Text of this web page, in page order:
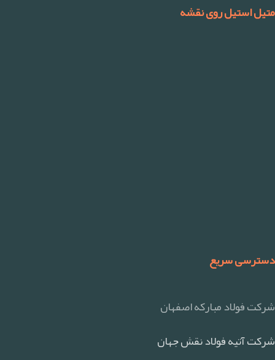
متیل استیل روی نقشه
دسترسی سریع
شرکت فولاد مبارکه اصفهان
شرکت آتیه فولاد نقش جهان